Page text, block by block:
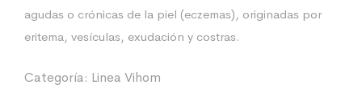
agudas o crónicas de la piel (eczemas), originadas por
eritema, vesículas, exudación y costras.
Categoría: Linea Vihom